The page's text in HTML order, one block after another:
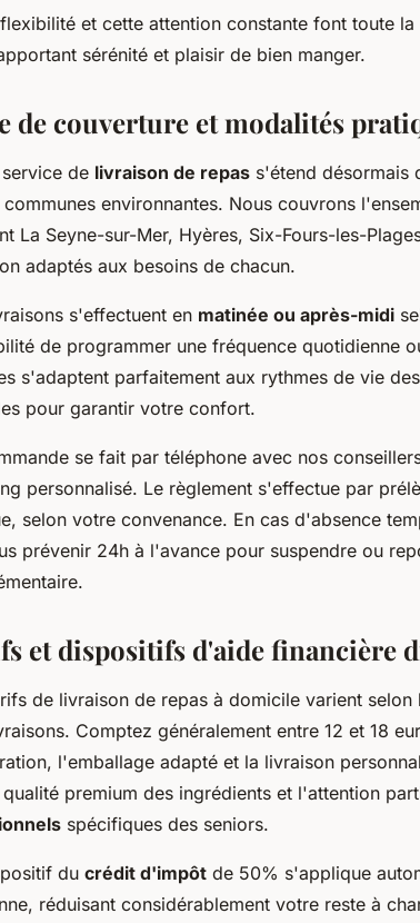
et cette attention constante font toute
sérénité et plaisir de bien manger.
de couverture et modalités
de livraison de repas s'étend désormais
communes environnantes. Nous couvrons
La Seyne-sur-Mer, Hyères, Six-Fours-les-
adaptés aux besoins de chacun.
s'effectuent en matinée ou après-midi
de programmer une fréquence quotidienne
s'adaptent parfaitement aux rythmes de vie
pour garantir votre confort.
se fait par téléphone avec nos
personnalisé. Le règlement s'effectue par
selon votre convenance. En cas d'absence
prévenir 24h à l'avance pour suspendre ou
et dispositifs d'aide financière
de livraison de repas à domicile varient
Comptez généralement entre 12 et 18
l'emballage adapté et la livraison
premium des ingrédients et l'attention
spécifiques des seniors.
du crédit d'impôt de 50% s'applique
réduisant considérablement votre reste à